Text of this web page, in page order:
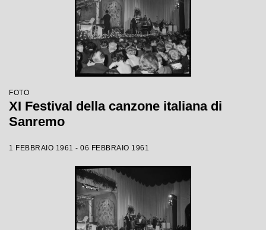
FOTO
XI Festival della canzone italiana di
Sanremo
1 FEBBRAIO 1961 - 06 FEBBRAIO 1961